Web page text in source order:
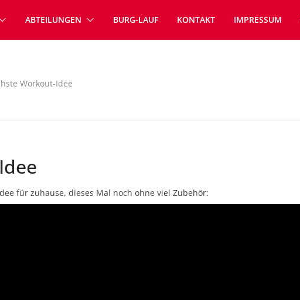
ABTEILUNGEN BURG-LAUF KONTAKT IMPRESSUM
Workout-Idee
für zuhause, dieses Mal noch ohne viel Zubehör: